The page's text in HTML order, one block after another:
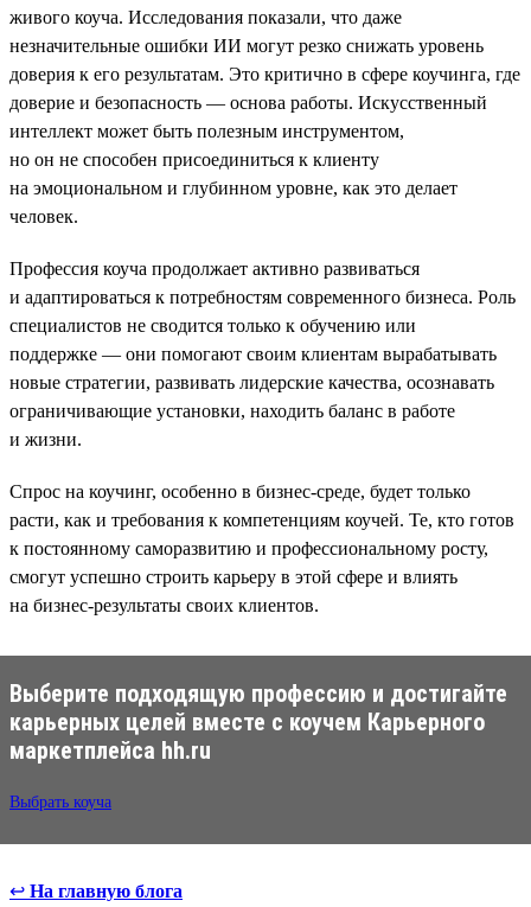
живого коуча. Исследования показали, что даже
незначительные ошибки ИИ могут резко снижать уровень
доверия к его результатам. Это критично в сфере коучинга, где
доверие и безопасность — основа работы. Искусственный
интеллект может быть полезным инструментом,
но он не способен присоединиться к клиенту
на эмоциональном и глубинном уровне, как это делает
человек.
Профессия коуча продолжает активно развиваться
и адаптироваться к потребностям современного бизнеса. Роль
специалистов не сводится только к обучению или
поддержке — они помогают своим клиентам вырабатывать
новые стратегии, развивать лидерские качества, осознавать
ограничивающие установки, находить баланс в работе
и жизни.
Спрос на коучинг, особенно в бизнес-среде, будет только
расти, как и требования к компетенциям коучей. Те, кто готов
к постоянному саморазвитию и профессиональному росту,
смогут успешно строить карьеру в этой сфере и влиять
на бизнес-результаты своих клиентов.
Выберите подходящую профессию и достигайте
карьерных целей вместе с коучем Карьерного
маркетплейса hh.ru
Выбрать коуча
↩ На главную блога